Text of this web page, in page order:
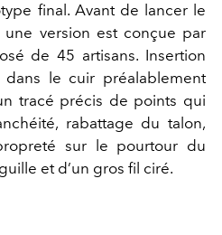
final. Avant de lancer le
version est conçue par
de 45 artisans. Insertion
le cuir préalablement
tracé précis de points qui
rabattage du talon,
sur le pourtour du
et d’un gros fil ciré.